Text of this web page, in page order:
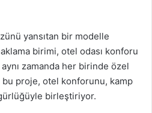
yansıtan bir modelle
birimi, otel odası konforu
zamanda her birinde özel
proje, otel konforunu, kamp
birleştiriyor.